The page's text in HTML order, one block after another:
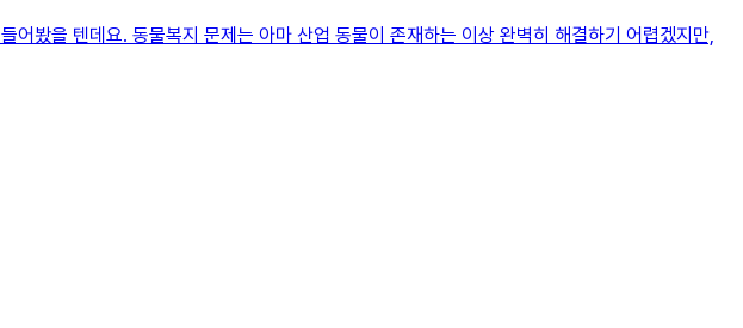
봤을 텐데요. 동물복지 문제는 아마 산업 동물이 존재하는 이상 완벽히 해결하기 어렵겠지만,